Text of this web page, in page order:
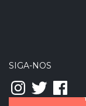
SIGA-NOS
Instagram
TwitterFacebook